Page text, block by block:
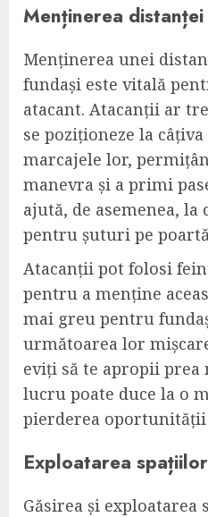
Menținerea
Menținerea unei
fundași este vitală
atacant. Atacanții ar
se poziționeze la
marcajele lor,
manevra și a primi
ajută, de asemenea,
pentru șuturi pe
Atacanții pot folosi
pentru a menține
mai greu pentru
următoarea lor
eviți să te apropii prea
lucru poate duce la o
pierderea
Exploatarea
Găsirea și